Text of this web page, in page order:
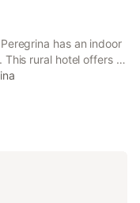
has an indoor
rural hotel offers a
Rooms at the
small garden.